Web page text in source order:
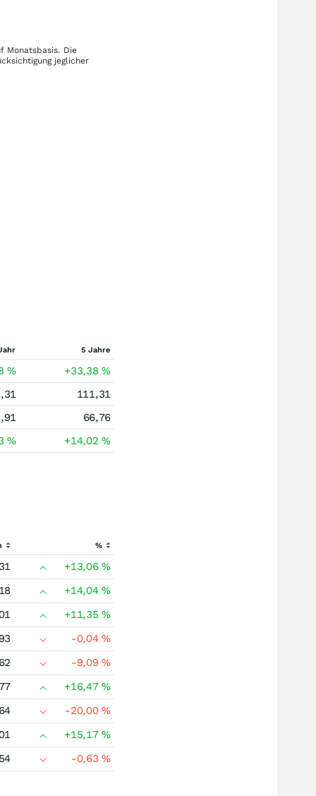
Monatsbasis. Die
jeglicher
5 Jahre
% +33,38%
111,31
66,76
% +14,02%
%
+13,06%
+14,04%
+11,35%
-0,04%
-9,09%
+16,47%
-20,00%
+15,17%
-0,63%